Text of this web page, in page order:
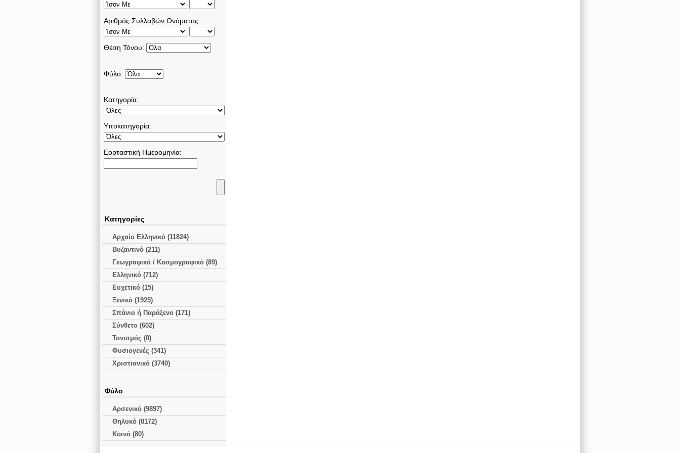
Αριθμός Συλλαβών Ονόματος:
Θέση Τόνου:
Φύλο:
Κατηγορία:
Υποκατηγορία:
Εορταστική Ημερομηνία:
Κατηγορίες
Αρχαίο Ελληνικό (11824)
Βυζαντινό (211)
Γεωγραφικό / Κοσμογραφικό (89)
Ελληνικό (712)
Ευχετικό (15)
Ξενικό (1925)
Σπάνιο ή Παράξενο (171)
Σύνθετο (602)
Τονισμός (0)
Φυσιογενές (341)
Χριστιανικό (3740)
Φύλο
Αρσενικό (9897)
Θηλυκό (8172)
Κοινό (80)